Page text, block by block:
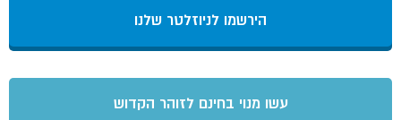
הירשמו לניוזלטר שלנו
עשו מנוי בחינם לזוהר הקדוש